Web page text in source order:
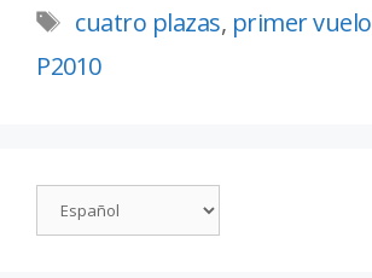
cuatro plazas, primer vuelo
P2010